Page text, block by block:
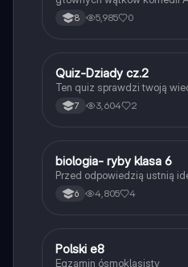
8 5,985 0
QJęzyk polski
Quiz-Dziady cz.2
Ten quiz sprawdzi twoją
7 3,604 2
BBiologia
biologia- ryby klasa 6
Przed odpowiedzią ustnią
6 4,805 4
Język polski
Polski e8
Egzamin ósmoklasisty